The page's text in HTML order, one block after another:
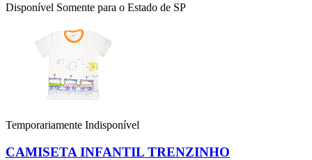
Disponível Somente para o Estado de SP
Temporariamente Indisponível
CAMISETA INFANTIL TRENZINHO